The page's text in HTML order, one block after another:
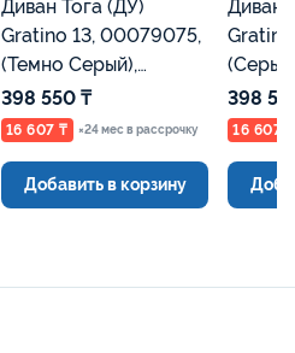
Диван Тога (ДУ)
Gratino 13, 00079075,
(Темно Серый),
Евромебель
398 550 ₸
16 607 ₸ ×24 мес в рассрочку
Добавить в корзину
Диван
398
16 607 ₸